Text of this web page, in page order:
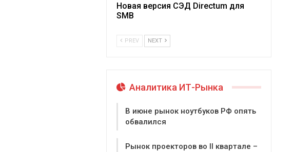
Новая версия СЭД Directum для
SMB
PREV NEXT
Аналитика ИТ-Рынка
В июне рынок ноутбуков РФ опять
обвалился
Рынок проекторов во II квартале –